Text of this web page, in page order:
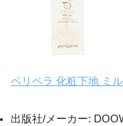
ペリペラ 化粧下地 ミ
出版社/メーカー: